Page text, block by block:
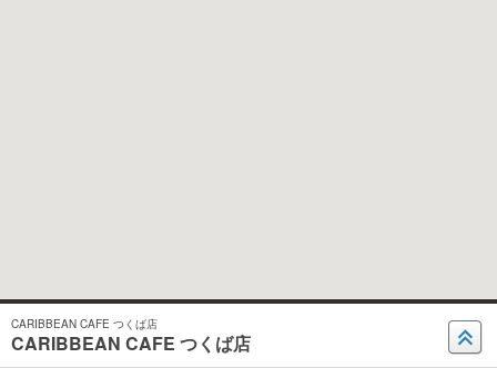
CARIBBEAN CAFE つくば店
CARIBBEAN CAFE つくば店